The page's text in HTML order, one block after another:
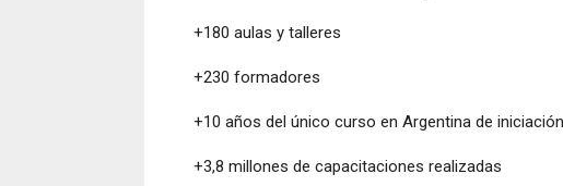
+180 aulas y talleres
+230 formadores
+10 años del único curso en Argentina de
+3,8 millones de capacitaciones realizadas